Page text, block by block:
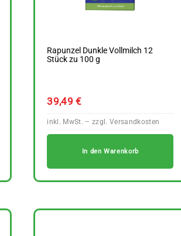
Rapunzel Dunkle Vollmilch 12
Stück zu 100 g
39,49€
In den Warenkorb